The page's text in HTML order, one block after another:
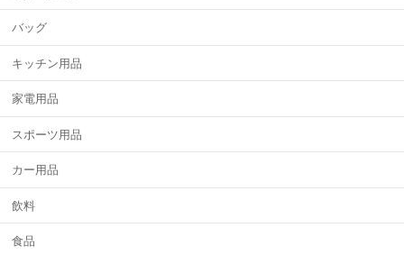
バッグ
キッチン用品
家電用品
スポーツ用品
カー用品
飲料
食品